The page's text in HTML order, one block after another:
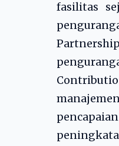
fasilitas